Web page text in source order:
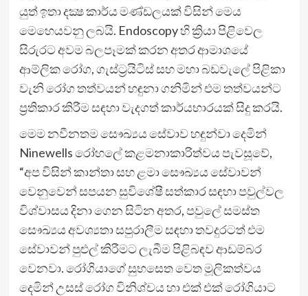
යුත් ඉතා දක්‍ෂ කාර්ය මණ්ඩලයක් විසින් මෙය
මෙහෙයවනු ලබයි. Endoscopy හි ක්‍රියා පිළිවෙල
සිරුරට අවම බලපෑමක් කරන අතර ආමාශයේ
ආම්ලික රෝග, ගැස්ට්‍රයිටිස් සහ මහා බඩවැලේ පිළිකා
වැනි රෝග තත්වයන් හඳුනා ගනිමින් එම තත්වයන්ට
ප්‍රතිකාර කිරීම සඳහා වැදගත් කාර්යභාරයක් සිදු කරයි.
මෙම නවීනතම සෞඛ්‍යය සේවාව හඳුන්වා දෙමින්
Ninewells රෝහලේ කළමනාකාරිත්වය පැවසූවේ,
“අප විසින් කාන්තා සහ ළමා සෞඛ්‍යය සේවාවන්
වෙනුවෙන් සපයන සුවිශේෂී සත්කාර සඳහා පවුල්වල
විශ්වාසය දිනා ගෙන සිටින අතර, පවුලේ සමස්ත
සෞඛ්‍යය අවශ්‍යතා සපුරාලීම සඳහා තවදුරටත් එම
සේවාවන් පුළුල් කිරීමට ලැබීම පිළිබඳව ආඩම්බර
වෙනවා. රෝගියාගේ සුභසෙත වෙත මූලිකත්වය
දෙමින් උසස් රෝග විනිශ්චය හා එක් එක් රෝගියාට